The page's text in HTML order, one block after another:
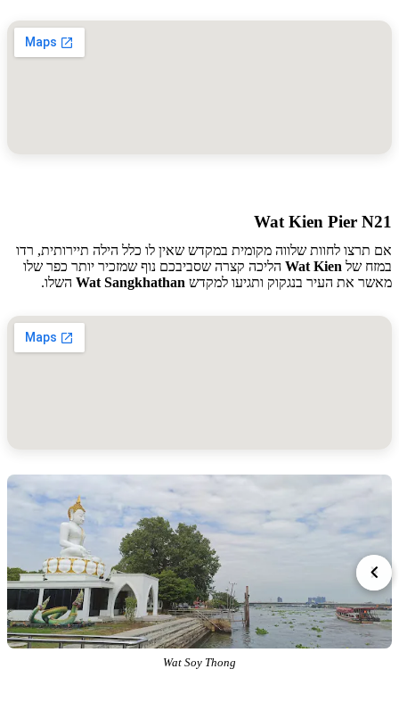
Wat Kien Pier
לחוות שלווה מקומית במקדש שאין לו כלל הילה תיירותית, רדו
שלWat Kien הליכה קצרה שסביבכם נוף שמזכיר יותר כפר שלו
את העיר בנגקוק ותגיעו למקדשWat Sangkhathanהשלו.
Wat Soy Thong